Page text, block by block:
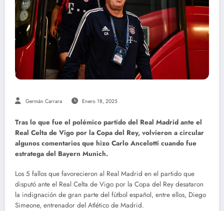
Germán Carrara Enero 18, 2025
Tras lo que fue el polémico partido del Real Madrid ante el
Real Celta de Vigo por la Copa del Rey, volvieron a circular
algunos comentarios que hizo Carlo Ancelotti cuando fue
estratega del Bayern Munich.
Los 5 fallos que favorecieron al Real Madrid en el partido que
disputó ante el Real Celta de Vigo por la Copa del Rey desataron
la indignación de gran parte del fútbol español, entre ellos, Diego
Simeone, entrenador del Atlético de Madrid.